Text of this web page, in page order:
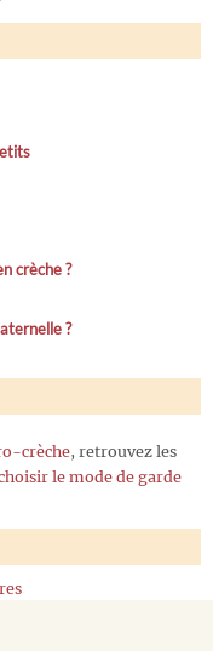
crèche ?
?
crèche, retrouvez les
le mode de garde